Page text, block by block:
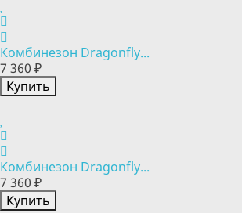
Комбинезон Dragonfly...
7 360 ₽
Купить
Комбинезон Dragonfly...
7 360 ₽
Купить